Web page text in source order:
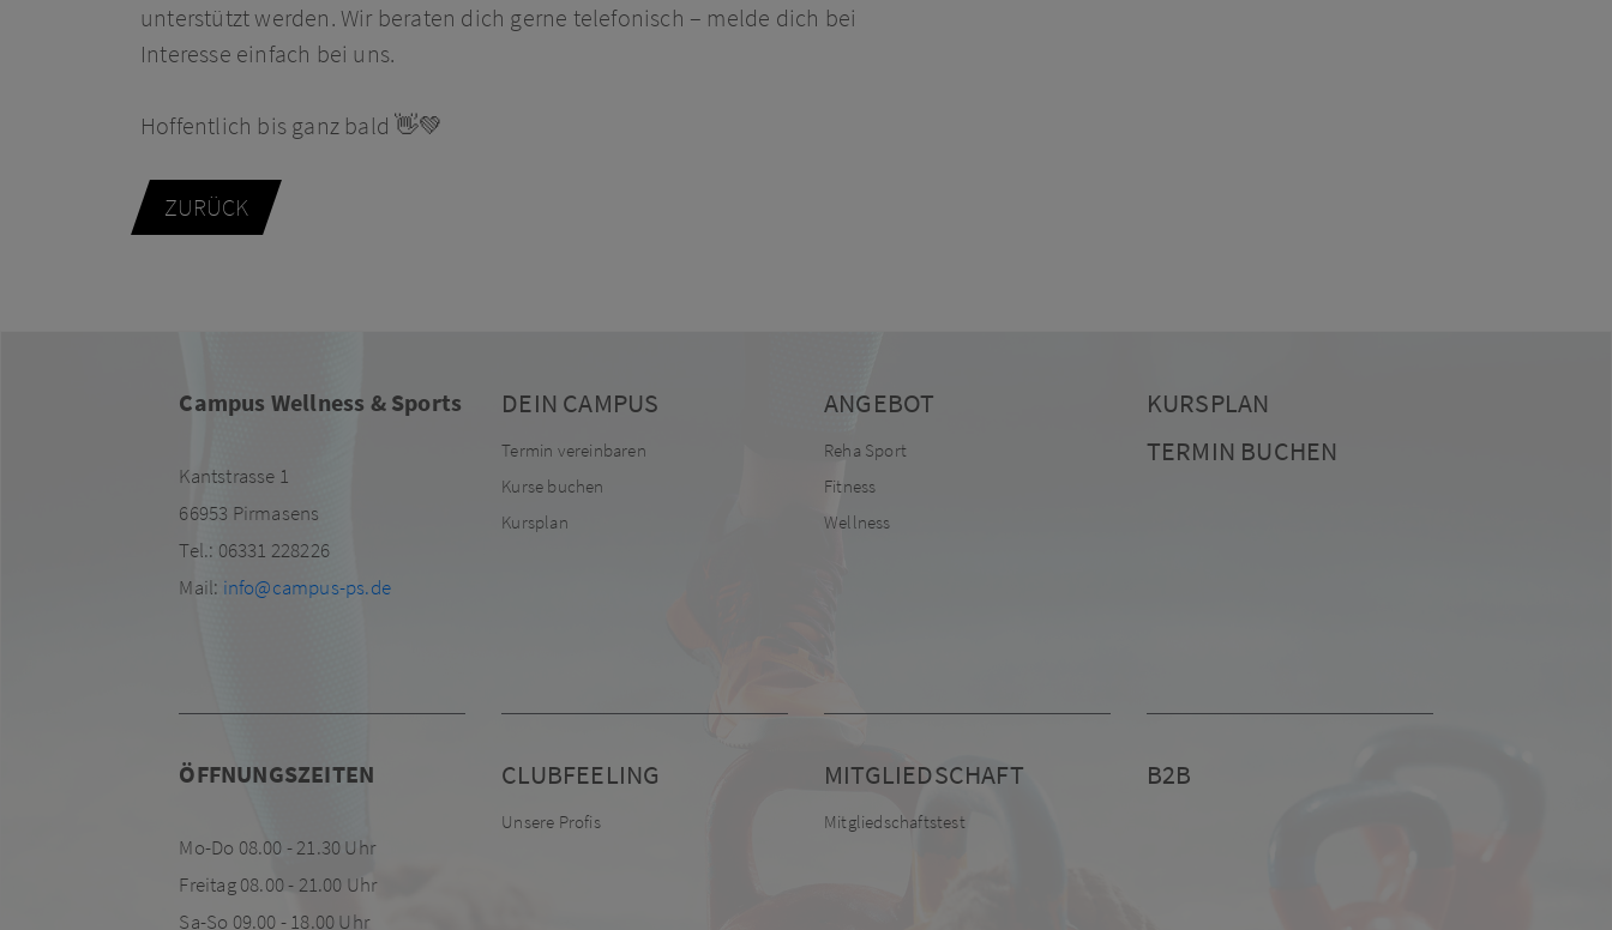
unterstützt werden. Wir beraten dich gerne telefonisch – melde dich bei
Interesse einfach bei uns.
Hoffentlich bis ganz bald👋💚
ZURÜCK
Campus Wellness & Sports
Kantstrasse 1
66953 Pirmasens
Tel.: 06331 228226
Mail: info@campus-ps.de
DEIN CAMPUS
Termin vereinbaren
Kurse buchen
Kursplan
ANGEBOT
Reha Sport
Fitness
Wellness
KURSPLAN
TERMIN BUCHEN
ÖFFNUNGSZEITEN
Mo-Do 08.00 - 21.30 Uhr
Freitag 08.00 - 21.00 Uhr
Sa-So 09.00 - 18.00 Uhr
CLUBFEELING
Unsere Profis
MITGLIEDSCHAFT
Mitgliedschaftstest
B2B